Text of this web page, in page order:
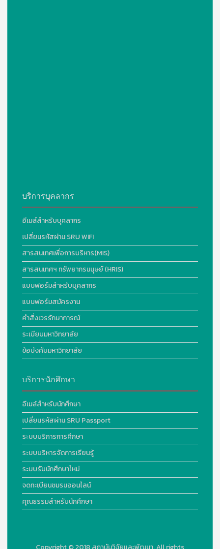
บริการบุคลากร
อีเมล์สำหรับบุคลากร
เปลี่ยนรหัสผ่าน SRU WIFI
สารสนเทศเพื่อการบริหาร(MIS)
สารสนเทศฯ ทรัพยากรมนุษย์ (HRIS)
แบบฟอร์มสำหรับบุคลากร
แบบฟอร์มสมัครงาน
คำสั่งเวรรักษาการณ์
ระเบียบมหาวิทยาลัย
ข้อบังคับมหาวิทยาลัย
บริการนักศึกษา
อีเมล์สำหรับนักศึกษา
เปลี่ยนรหัสผ่าน SRU Passport
ระบบบริการการศึกษา
ระบบบริหารจัดการเรียนรู้
ระบบรับนักศึกษาใหม่
จดทะเบียนชมรมออนไลน์
คุณธรรมสำหรับนักศึกษา